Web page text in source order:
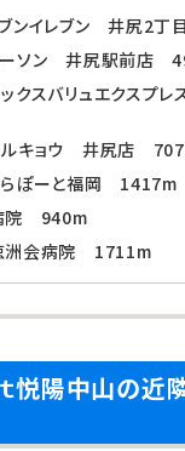
ブンイレブン 井尻2
ーソン 井尻駅前店
クスバリュエクスプ
ルキョウ 井尻店
らぽーと福岡 1417m
院 940m
洲会病院 1711m
ｔ悦陽中山の近